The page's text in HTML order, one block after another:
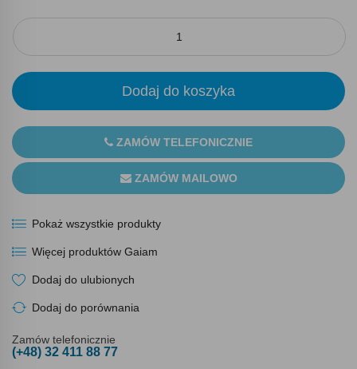
Dodaj do koszyka
ZAMÓW TELEFONICZNIE
ZAMÓW MAILOWO
Pokaż wszystkie produkty
Więcej produktów Gaiam
Dodaj do ulubionych
Dodaj do porównania
Zamów telefonicznie
(+48) 32 411 88 77